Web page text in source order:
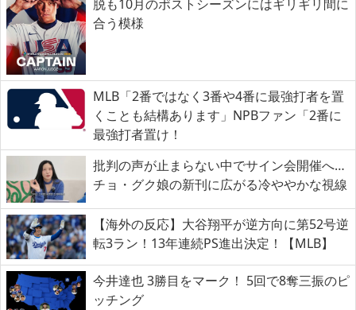
脱も10月のポストシーズンにはギリギリ間に
合う模様
MLB「2番ではなく3番や4番に最強打者を置
くことも結構あります」NPBファン「2番に
最強打者置け！
批判の声が止まらない中でサイン会開催へ…
チョ・グク娘の新刊に広がる冷ややかな視線
【海外の反応】大谷翔平が逆方向に第52号逆
転3ラン！13年連続PS進出決定！【MLB】
今井達也 3勝目をマーク！ 5回で8奪三振のピ
ッチング